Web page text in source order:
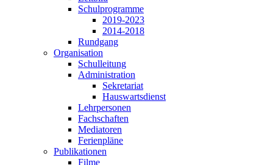
Schulprogramme
2019-2023
2014-2018
Rundgang
Organisation
Schulleitung
Administration
Sekretariat
Hauswartsdienst
Lehrpersonen
Fachschaften
Mediatoren
Ferienpläne
Publikationen
Filme